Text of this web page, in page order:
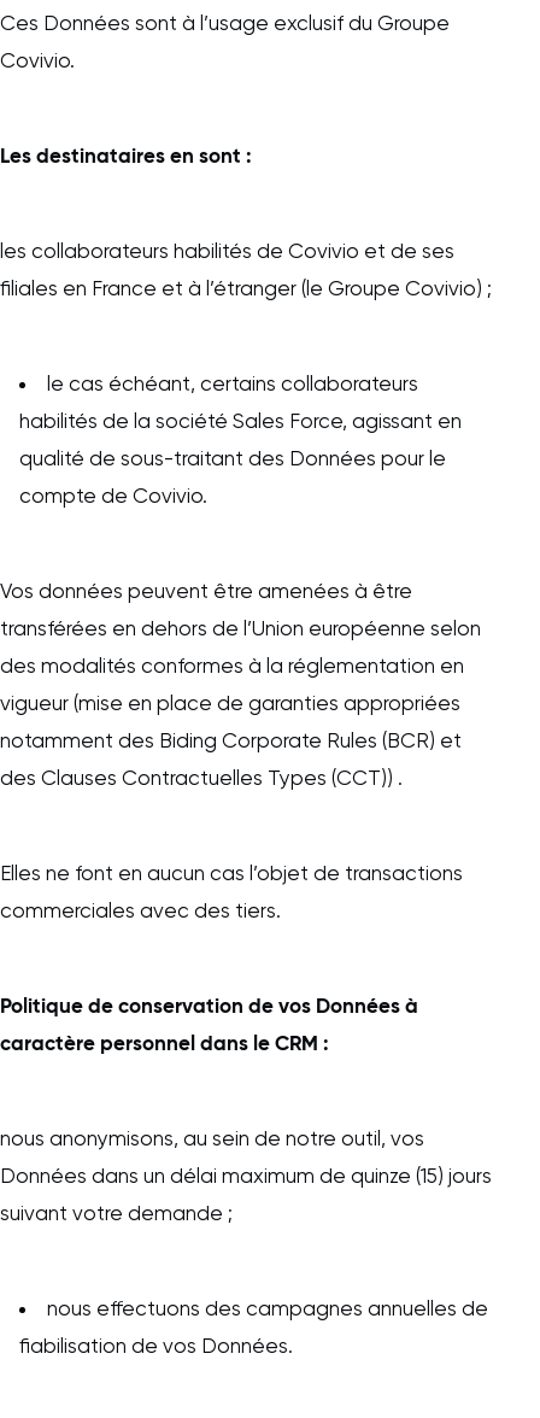
Ces Données sont à l’usage exclusif du Groupe
Covivio.
Les destinataires en sont :
les collaborateurs habilités de Covivio et de ses
filiales en France et à l’étranger (le Groupe Covivio) ;
le cas échéant, certains collaborateurs
habilités de la société Sales Force, agissant en
qualité de sous-traitant des Données pour le
compte de Covivio.
Vos données peuvent être amenées à être
transférées en dehors de l’Union européenne selon
des modalités conformes à la réglementation en
vigueur (mise en place de garanties appropriées
notamment des Biding Corporate Rules (BCR) et
des Clauses Contractuelles Types (CCT)) .
Elles ne font en aucun cas l’objet de transactions
commerciales avec des tiers.
Politique de conservation de vos Données à
caractère personnel dans le CRM :
nous anonymisons, au sein de notre outil, vos
Données dans un délai maximum de quinze (15) jours
suivant votre demande ;
nous effectuons des campagnes annuelles de
fiabilisation de vos Données.